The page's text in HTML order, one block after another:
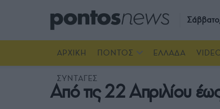
ΑΡΧΙΚΗ ΠΟΝΤΟΣ ΕΛΛΑΔΑ
ΣΥΝΤΑΓΕΣ
Από τις 22 Απριλίου